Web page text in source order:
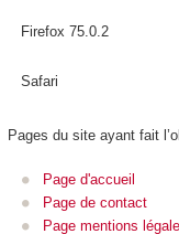
Firefox 75.0.2
Safari
Pages du site ayant fait
Page d'accueil
Page de contact
Page mentions